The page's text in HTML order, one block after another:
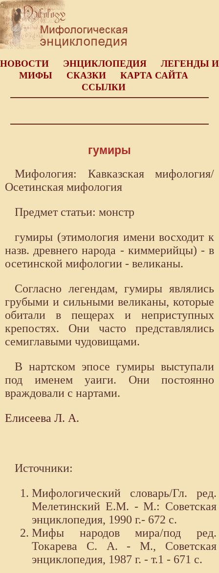
НОВОСТИ ЭНЦИКЛОПЕДИЯ
ЛЕГЕНДЫ И
МИФЫ
СКАЗКИ
КАРТА САЙТА
ССЫЛКИ
гумиры
Мифология: Кавказская мифология/
Осетинская мифология
Предмет статьи: монстр
гумиры (этимология имени восходит к
назв. древнего народа - киммерийцы) - в
осетинской мифологии - великаны.
Согласно легендам, гумиры являлись
грубыми и сильными великаны, которые
обитали в пещерах и неприступных
крепостях. Они часто представлялись
семиглавыми чудовищами.
В нартском эпосе гумиры выступали
под именем уаиги. Они постоянно
враждовали с нартами.
Елисеева Л. А.
Источники:
Мифологический словарь/Гл. ред.
Мелетинский Е.М. - М.: Советская
энциклопедия, 1990 г.- 672 с.
Мифы народов мира/под ред.
Токарева С. А. - М., Советская
энциклопедия, 1987 г. - т.1 - 671 с.